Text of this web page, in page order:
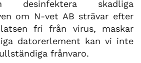
desinfektera skadliga
om N-vet AB strävar efter
fri från virus, maskar
datorerlement kan vi inte
frånvaro.